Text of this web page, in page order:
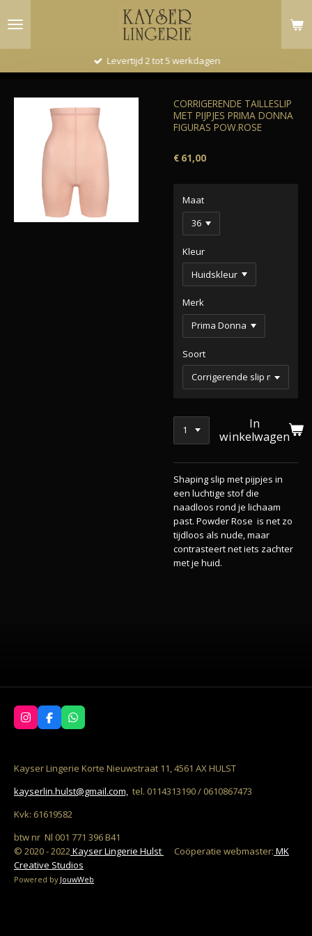
direct
Levertijd 2 tot 5 werkdagen
CORRIGERENDE TAILLESLIP
MET PIJPJES PRIMA DONNA
FIGURAS POW.ROSE
€ 61,00
Maat
Kleur
Merk
Soort
In
winkelwagen
Shaping slip met pijpjes in
een luchtige stof die
naadloos rond je lichaam
past. Powder Rose is net zo
tijdloos als nude, maar
contrasteert net iets zachter
met je huid.
I
n
g
a
F
a
b
o
k
W
h
s
A
p
Kayser Lingerie Korte Nieuwstraat 11, 4561 AX HULST
kayserlin.hulst@gmail.com, tel. 0114313190 / 0610867473
Kvk: 61619582
btw nr Nl 001 771 396 B41
© 2020 - 2022Kayser Lingerie Hulst Coöperatie webmaster: MK
Creative Studios
Powered by JouwWeb